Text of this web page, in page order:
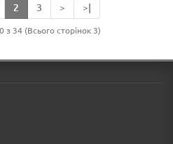
2 3 > >|
з 34 (Всього сторінок 3)